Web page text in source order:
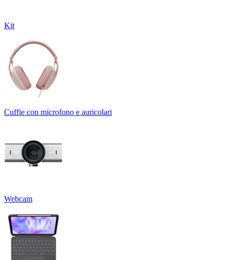
Kit
Cuffie con microfono e auricolari
Webcam